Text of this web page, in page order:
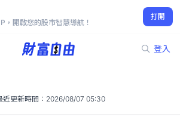
，開啟您的股市智慧導航！
打開
登入
15.85
2.92%
近更新時間： 2026/08/07 05:30